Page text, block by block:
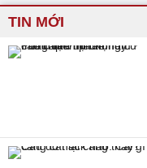
TIN MỚI